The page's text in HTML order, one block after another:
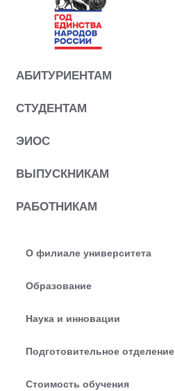
АБИТУРИЕНТАМ
СТУДЕНТАМ
ЭИОС
ВЫПУСКНИКАМ
РАБОТНИКАМ
О филиале университета
Образование
Наука и инновации
Подготовительное отделение
Стоимость обучения